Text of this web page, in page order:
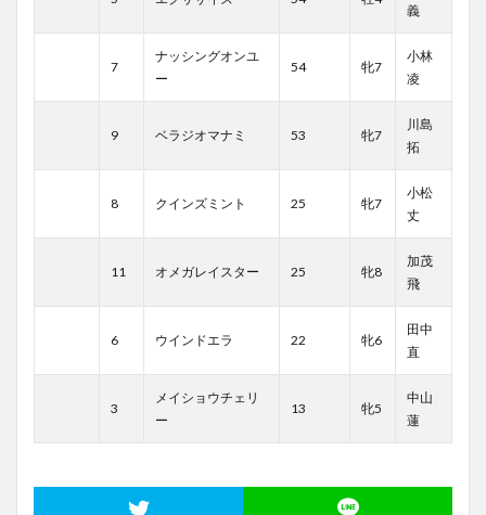
義
7
ナッシングオンユ
ー
54 牝7
小林
凌
9 ベラジオマナミ 53 牝7
川島
拓
8 クインズミント 25 牝7
小松
丈
11 オメガレイスター 25 牝8
加茂
飛
6 ウインドエラ 22 牝6
田中
直
3
メイショウチェリ
ー
13 牝5
中山
蓮